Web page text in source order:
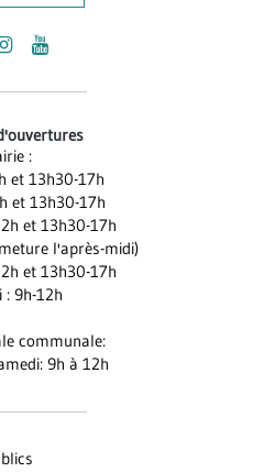
Lien
compte
Instagram
Lien
chaîne
Youtube
:
et 13h30-17h
et 13h30-17h
et 13h30-17h
l'après-midi)
et 13h30-17h
: 9h-12h
communale:
9h à 12h